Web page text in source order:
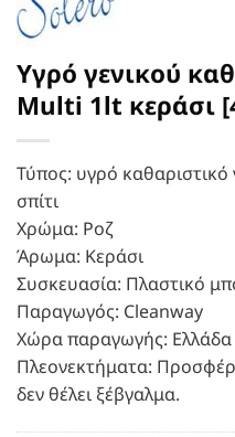
Υγρό γενικού
Multi 1lt κεράσι
Τύπος: υγρό καθαριστικό
σπίτι
Χρώμα: Ροζ
Άρωμα: Κεράσι
Συσκευασία: Πλαστικό
Παραγωγός: Cleanway
Χώρα παραγωγής: Ελλάδα
Πλεονεκτήματα:
δεν θέλει ξέβγαλμα.